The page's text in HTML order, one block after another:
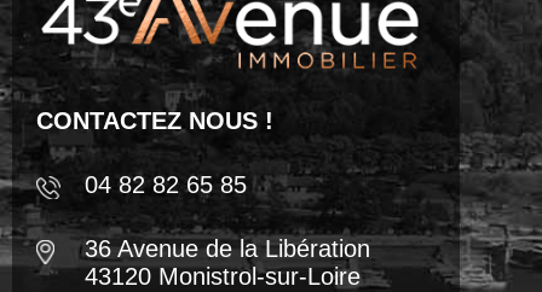
CONTACTEZ NOUS !
04 82 82 65 85
36 Avenue de la Libération
43120 Monistrol-sur-Loire